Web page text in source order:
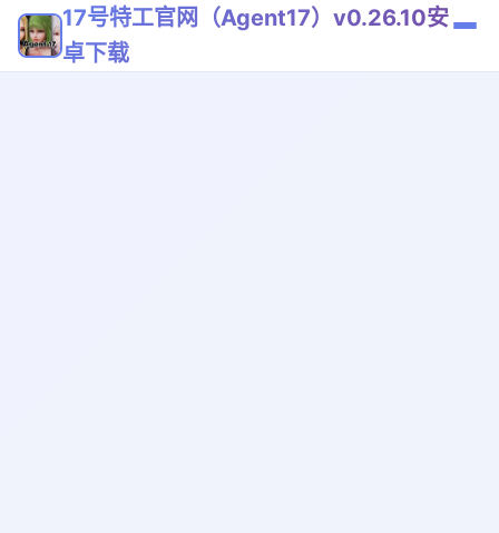
17号特工官网（Agent17）v0.26.10安
卓下载